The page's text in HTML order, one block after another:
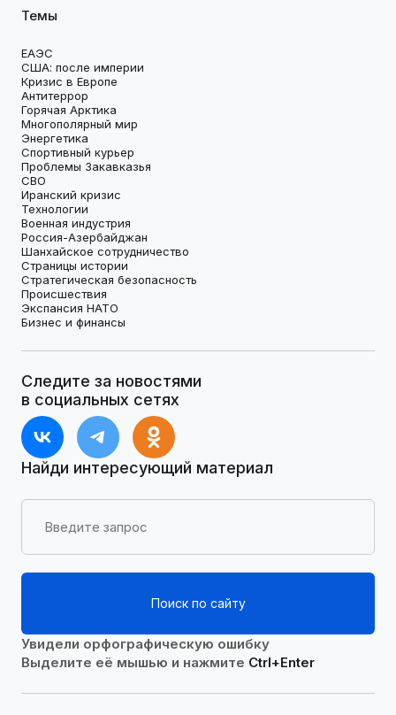
Темы
ЕАЭС
США: после империи
Кризис в Европе
Антитеррор
Горячая Арктика
Многополярный мир
Энергетика
Спортивный курьер
Проблемы Закавказья
СВО
Иранский кризис
Технологии
Военная индустрия
Россия-Азербайджан
Шанхайское сотрудничество
Страницы истории
Стратегическая безопасность
Происшествия
Экспансия НАТО
Бизнес и финансы
Следите за новостями
в социальных сетях
Найди интересующий материал
Поиск по сайту
Увидели орфографическую ошибку
Выделите её мышью и нажмите Ctrl+Enter